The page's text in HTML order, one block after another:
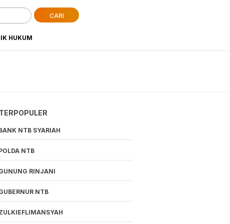
CARI
HUKUM
NTB SYARIAH
NTB
RINJANI
NTB